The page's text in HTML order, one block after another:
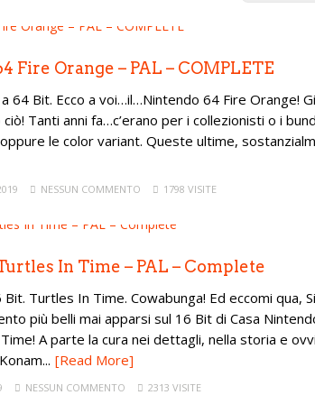
Fire Orange – PAL – COMPLETE
64 Bit. Ecco a voi…il…Nintendo 64 Fire Orange!
Tanti anni fa…c’erano per i collezionisti o i
le color variant. Queste ultime,
NESSUN COMMENTO 1798 VISITE
In Time – PAL – Complete
Turtles In Time. Cowabunga! Ed eccomi qua,
più belli mai apparsi sul 16 Bit di Casa
A parte la cura nei dettagli, nella storia e
[Read More]
NESSUN COMMENTO 2313 VISITE